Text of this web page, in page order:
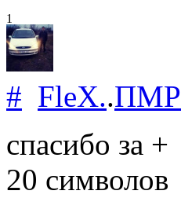
1
# FleX..ПМР
спасибо за +
20 символов